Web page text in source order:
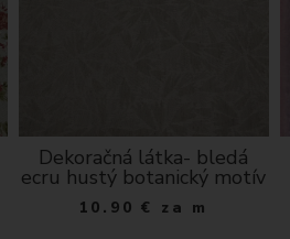
Dekoračná látka- bledá
ecru hustý botanický motív
10.90 € za m